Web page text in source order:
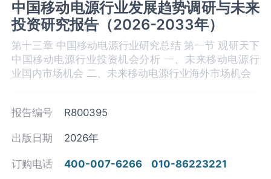
中国移动电源行业发展趋势调研与未来
投资研究报告（2026-2033年）
第十三章 中国移动电源行业研究总结 第一节 观研天下
中国移动电源‌‌‌行业投资机会分析 一、未来移动电源‌‌‌行
业国内市场机会 二、未来移动电源行业海外市场机会
报告编号 R800395
出版日期 2026年
订购电话 400-007-6266 010-86223221